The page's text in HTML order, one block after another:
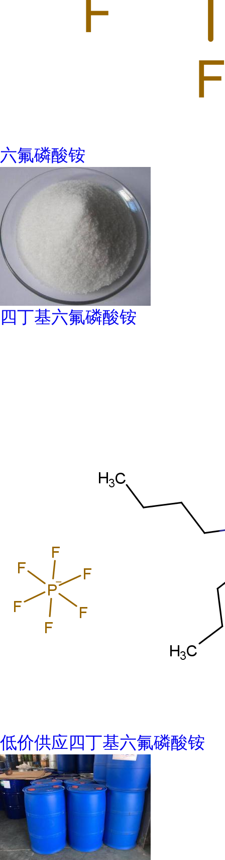
六氟磷酸铵
四丁基六氟磷酸铵
低价供应四丁基六氟磷酸铵